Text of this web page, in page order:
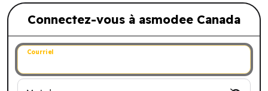
Connectez-vous à asmodee Canada
Connectez-vous à asmodee Canada
Courriel